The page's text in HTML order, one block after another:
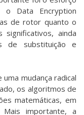
o Data Encryption
de rotor quanto o
significativos, ainda
de substituição e
mudança radical
os algoritmos de
matemáticas, em
importante, a